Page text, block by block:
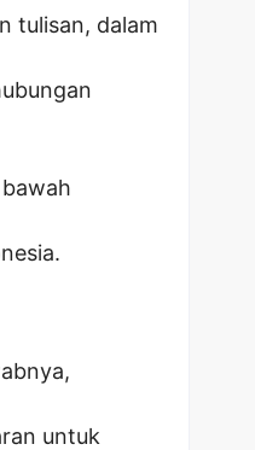
tulisan, dalam
untuk